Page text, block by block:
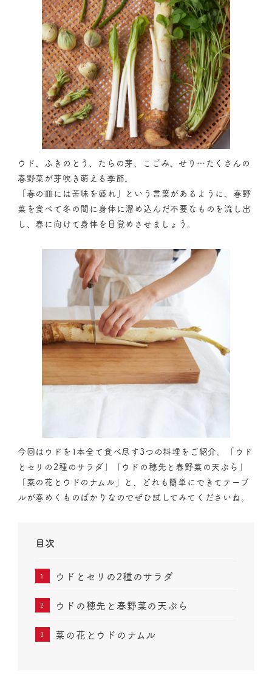
ウド、ふきのとう、たらの芽、こごみ、せり…たくさんの
春野菜が芽吹き萌える季節。
「春の皿には苦味を盛れ」という言葉があるように、春野
菜を食べて冬の間に身体に溜め込んだ不要なものを流し出
し、春に向けて身体を目覚めさせましょう。
今回はウドを1本全て食べ尽す3つの料理をご紹介。「ウド
とセリの2種のサラダ」「ウドの穂先と春野菜の天ぷら」
「菜の花とウドのナムル」と、どれも簡単にできてテーブ
ルが春めくものばかりなのでぜひ試してみてくださいね。
目次
ウドとセリの2種のサラダ
ウドの穂先と春野菜の天ぷら
菜の花とウドのナムル